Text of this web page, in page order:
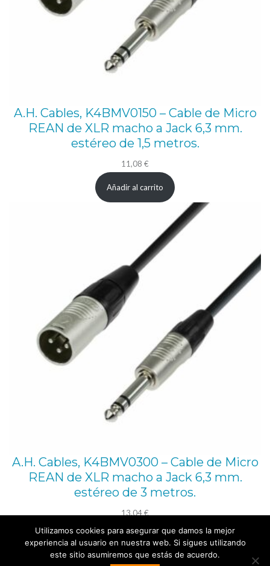
A.H. Cables, K4BMV0150 – Cable de Micro
REAN de XLR macho a Jack 6,3 mm.
estéreo de 1,5 metros.
11,08 €
Añadir al carrito
A.H. Cables, K4BMV0300 – Cable de Micro
REAN de XLR macho a Jack 6,3 mm.
estéreo de 3 metros.
13,04€
Añadir al carrito
Utilizamos cookies para asegurar que damos la mejor
experiencia al usuario en nuestra web. Si sigues utilizando
este sitio asumiremos que estás de acuerdo.